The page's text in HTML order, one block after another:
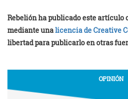
Rebelión ha publicado este artículo
mediante unalicencia de Creative
libertad para publicarlo en otras
OPINIÓN